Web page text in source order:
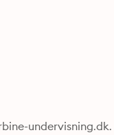
undervisning.dk.